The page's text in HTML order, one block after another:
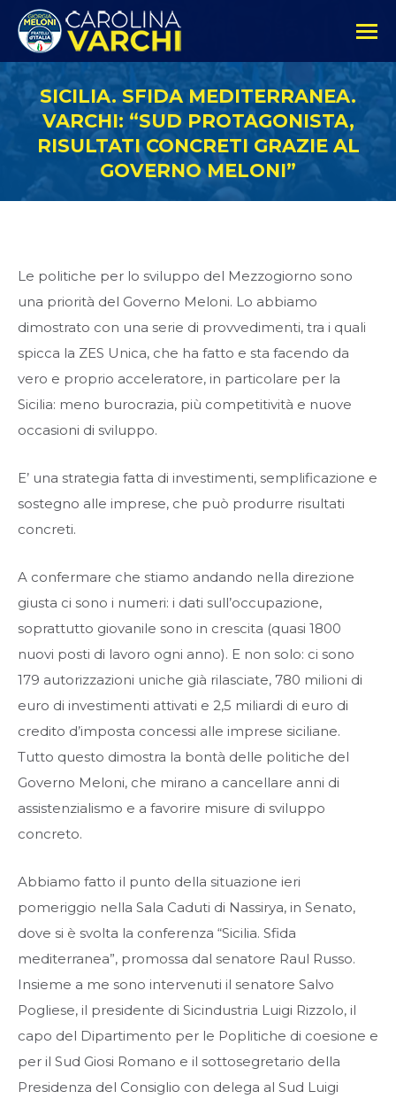
SICILIA. SFIDA MEDITERRANEA.
VARCHI: “SUD PROTAGONISTA,
RISULTATI CONCRETI GRAZIE AL
GOVERNO MELONI”
Le politiche per lo sviluppo del Mezzogiorno sono
una priorità del Governo Meloni. Lo abbiamo
dimostrato con una serie di provvedimenti, tra i quali
spicca la ZES Unica, che ha fatto e sta facendo da
vero e proprio acceleratore, in particolare per la
Sicilia: meno burocrazia, più competitività e nuove
occasioni di sviluppo.
E’ una strategia fatta di investimenti, semplificazione e
sostegno alle imprese, che può produrre risultati
concreti.
A confermare che stiamo andando nella direzione
giusta ci sono i numeri: i dati sull’occupazione,
soprattutto giovanile sono in crescita (quasi 1800
nuovi posti di lavoro ogni anno). E non solo: ci sono
179 autorizzazioni uniche già rilasciate, 780 milioni di
euro di investimenti attivati e 2,5 miliardi di euro di
credito d’imposta concessi alle imprese siciliane.
Tutto questo dimostra la bontà delle politiche del
Governo Meloni, che mirano a cancellare anni di
assistenzialismo e a favorire misure di sviluppo
concreto.
Abbiamo fatto il punto della situazione ieri
pomeriggio nella Sala Caduti di Nassirya, in Senato,
dove si è svolta la conferenza “Sicilia. Sfida
mediterranea”, promossa dal senatore Raul Russo.
Insieme a me sono intervenuti il senatore Salvo
Pogliese, il presidente di Sicindustria Luigi Rizzolo, il
capo del Dipartimento per le Poplitiche di coesione e
per il Sud Giosi Romano e il sottosegretario della
Presidenza del Consiglio con delega al Sud Luigi